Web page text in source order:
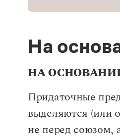
Словарь трудностей
На
НА
Придаточные
выделяются (или
не перед союзом,